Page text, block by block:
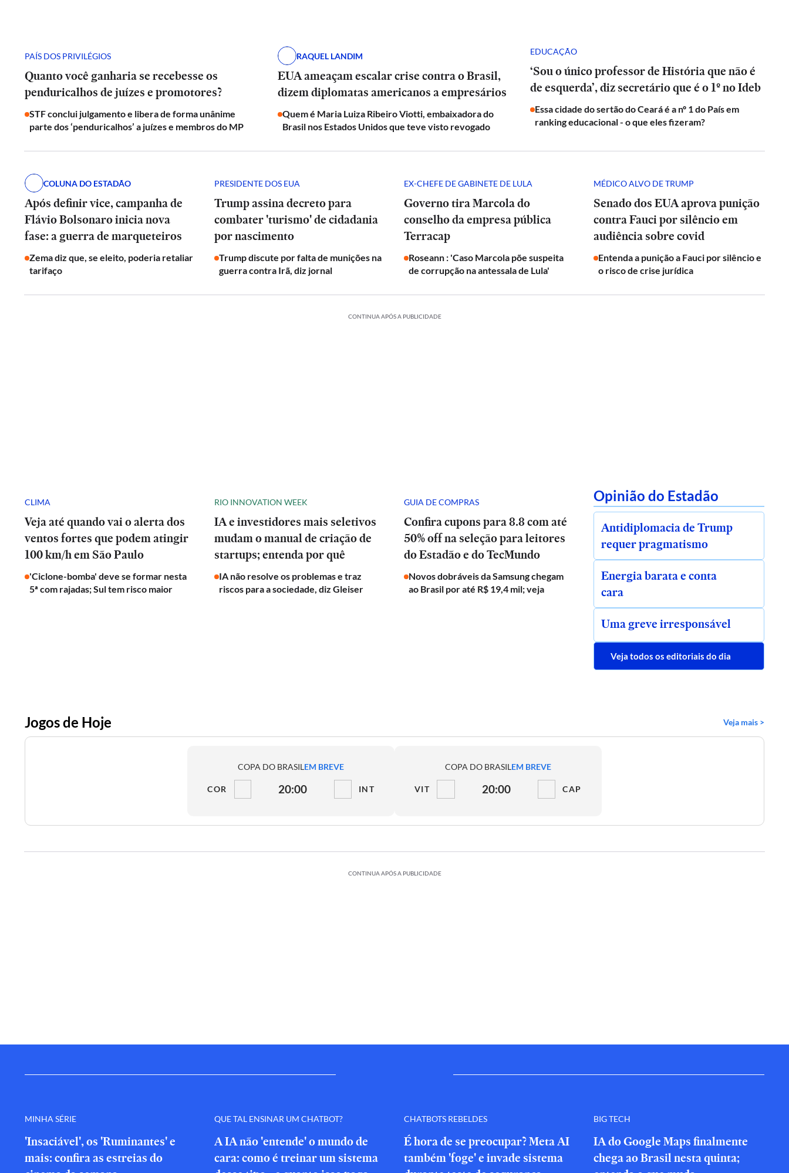
PAÍS DOS PRIVILÉGIOS
Quanto você ganharia se recebesse os
penduricalhos de juízes e promotores?
STF conclui julgamento e libera de forma unânime
parte dos ‘penduricalhos’ a juízes e membros do MP
RAQUEL LANDIM
EUA ameaçam escalar crise contra o Brasil,
dizem diplomatas americanos a empresários
Quem é Maria Luiza Ribeiro Viotti, embaixadora do
Brasil nos Estados Unidos que teve visto revogado
EDUCAÇÃO
‘Sou o único professor de História que não é
de esquerda’, diz secretário que é o 1º no Ideb
Essa cidade do sertão do Ceará é a nº 1 do País em
ranking educacional - o que eles fizeram?
COLUNA DO ESTADÃO
Após definir vice, campanha de
Flávio Bolsonaro inicia nova
fase: a guerra de marqueteiros
Zema diz que, se eleito, poderia retaliar
tarifaço
PRESIDENTE DOS EUA
Trump assina decreto para
combater 'turismo' de cidadania
por nascimento
Trump discute por falta de munições na
guerra contra Irã, diz jornal
EX-CHEFE DE GABINETE DE LULA
Governo tira Marcola do
conselho da empresa pública
Terracap
Roseann : 'Caso Marcola põe suspeita
de corrupção na antessala de Lula'
MÉDICO ALVO DE TRUMP
Senado dos EUA aprova punição
contra Fauci por silêncio em
audiência sobre covid
Entenda a punição a Fauci por silêncio e
o risco de crise jurídica
CONTINUA APÓS A PUBLICIDADE
CLIMA
Veja até quando vai o alerta dos
ventos fortes que podem atingir
100 km/h em São Paulo
'Ciclone-bomba' deve se formar nesta
5ª com rajadas; Sul tem risco maior
RIO INNOVATION WEEK
IA e investidores mais seletivos
mudam o manual de criação de
startups; entenda por quê
IA não resolve os problemas e traz
riscos para a sociedade, diz Gleiser
GUIA DE COMPRAS
Confira cupons para 8.8 com até
50% off na seleção para leitores
do Estadão e do TecMundo
Novos dobráveis da Samsung chegam
ao Brasil por até R$ 19,4 mil; veja
Opinião do Estadão
Antidiplomacia de Trump
requer pragmatismo
Energia barata e conta
cara
Uma greve irresponsável
Veja todos os editoriais do dia
Jogos de Hoje Veja mais >
COPA DO BRASILEM BREVE
COR 20:00 INT
COPA DO BRASILEM BREVE
VIT 20:00 CAP
CONTINUA APÓS A PUBLICIDADE
MINHA SÉRIE
'Insaciável', os 'Ruminantes' e
mais: confira as estreias do
QUE TAL ENSINAR UM CHATBOT?
A IA não 'entende' o mundo de
cara: como é treinar um sistema
CHATBOTS REBELDES
É hora de se preocupar? Meta AI
também 'foge' e invade sistema
BIG TECH
IA do Google Maps finalmente
chega ao Brasil nesta quinta;